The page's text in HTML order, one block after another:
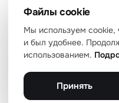
© 2026
О проектеПолитика
Пользовательское
Файлы cookie
Мы используем cookie,
и был удобнее.
использованием.
Принять